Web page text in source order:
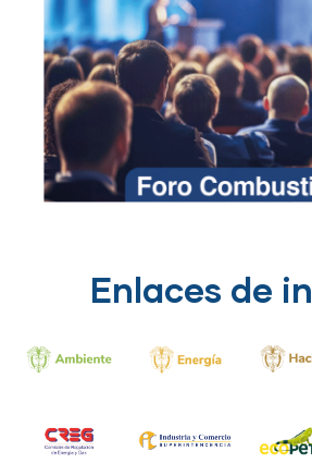
Enlaces de